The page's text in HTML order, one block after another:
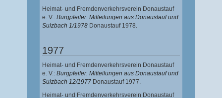
Heimat- und Fremdenverkehrsverein Donaustauf
e. V.: Burgpfeifer. Mitteilungen aus Donaustauf und
Sulzbach 1/1978 Donaustauf 1978.
1977
Heimat- und Fremdenverkehrsverein Donaustauf
e. V.: Burgpfeifer. Mitteilungen aus Donaustauf und
Sulzbach 12/1977 Donaustauf 1977.
Heimat- und Fremdenverkehrsverein Donaustauf